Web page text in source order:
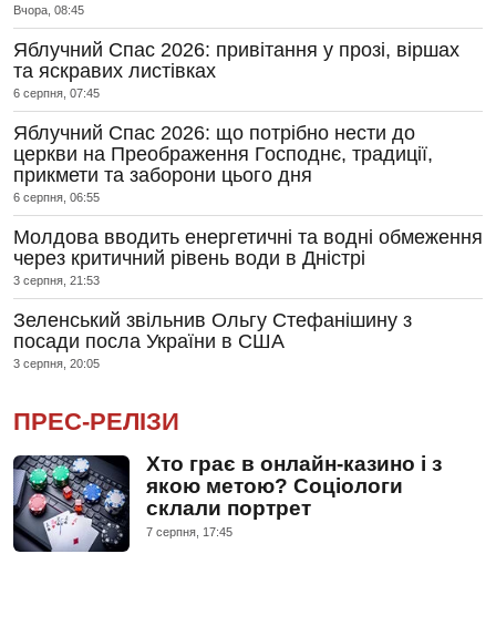
Вчора, 08:45
Яблучний Спас 2026: привітання у прозі, віршах
та яскравих листівках
6 серпня, 07:45
Яблучний Спас 2026: що потрібно нести до
церкви на Преображення Господнє, традиції,
прикмети та заборони цього дня
6 серпня, 06:55
Молдова вводить енергетичні та водні обмеження
через критичний рівень води в Дністрі
3 серпня, 21:53
Зеленський звільнив Ольгу Стефанішину з
посади посла України в США
3 серпня, 20:05
ПРЕС-РЕЛІЗИ
Хто грає в онлайн-казино і з
якою метою? Соціологи
склали портрет
7 серпня, 17:45